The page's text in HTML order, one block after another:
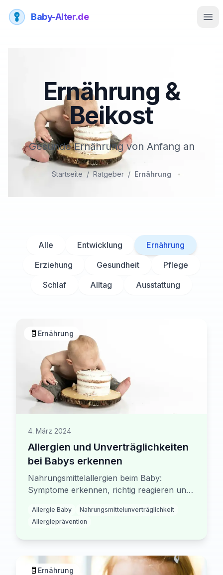
Baby-Alter.de
Ernährung &
Beikost
Gesunde Ernährung von Anfang an
Startseite / Ratgeber / Ernährung
Alle Entwicklung
Ernährung
Erziehung
Gesundheit
Pflege
Schlaf
Alltag Ausstattung
Ernährung
4. März 2024
Allergien und Unverträglichkeiten
bei Babys erkennen
Nahrungsmittelallergien beim Baby:
Symptome erkennen, richtig reagieren und
sicherer Beikost-Einführung bei
Allergierisiko.
Allergie Baby
Nahrungsmittelunverträglichkeit
Allergieprävention
Ernährung